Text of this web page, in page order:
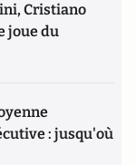
Cristiano
joue du
: jusqu'où